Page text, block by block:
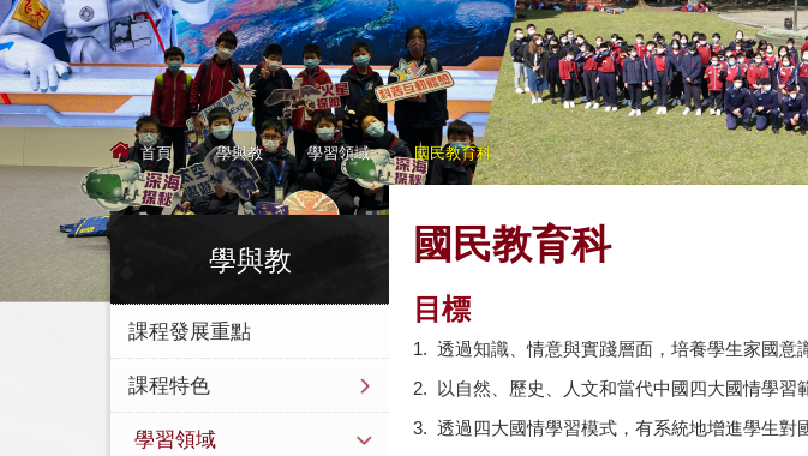
首頁 > 學與教 > 學習領域 > 國民教育科
國民教育科
目標
1. 透過知識、情意與實踐層面，培養學生家國意
2.
以自然、歷史、人文和當代中國四大國情學習
3. 透過四大國情學習模式，有系統地增進學生對
學與教
課程發展重點
課程特色
學習領域